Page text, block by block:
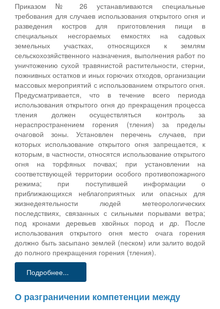
Приказом № 26 устанавливаются специальные
требования для случаев использования открытого огня и
разведения костров для приготовления пищи в
специальных несгораемых емкостях на садовых
земельных участках, относящихся к землям
сельскохозяйственного назначения, выполнения работ по
уничтожению сухой травянистой растительности, стерни,
пожнивных остатков и иных горючих отходов, организации
массовых мероприятий с использованием открытого огня.
Предусматривается, что в течение всего периода
использования открытого огня до прекращения процесса
тления должен осуществляться контроль за
нераспространением горения (тления) за пределы
очаговой зоны. Установлен перечень случаев, при
которых использование открытого огня запрещается, к
которым, в частности, относятся использование открытого
огня на торфяных почвах; при установлении на
соответствующей территории особого противопожарного
режима; при поступившей информации о
приближающихся неблагоприятных или опасных для
жизнедеятельности людей метеорологических
последствиях, связанных с сильными порывами ветра;
под кронами деревьев хвойных пород и др. После
использования открытого огня место очага горения
должно быть засыпано землей (песком) или залито водой
до полного прекращения горения (тления).
Подробнее...
О разграничении компетенции между